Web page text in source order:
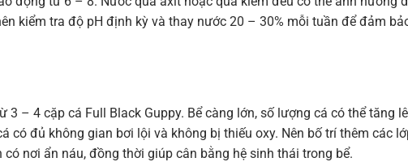
kiểm tra độ pH định kỳ và thay nước 20 – 30% mỗi tuần để đảm
– 4 cặp cá Full Black Guppy. Bể càng lớn, số lượng cá có thể tăng
có đủ không gian bơi lội và không bị thiếu oxy. Nên bố trí thêm các
nơi ẩn náu, đồng thời giúp cân bằng hệ sinh thái trong bể.